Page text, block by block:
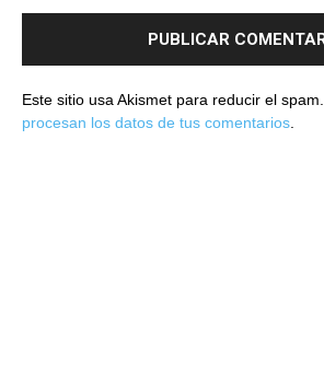
Este sitio usa Akismet para reducir el spam.
procesan los datos de tus comentarios.